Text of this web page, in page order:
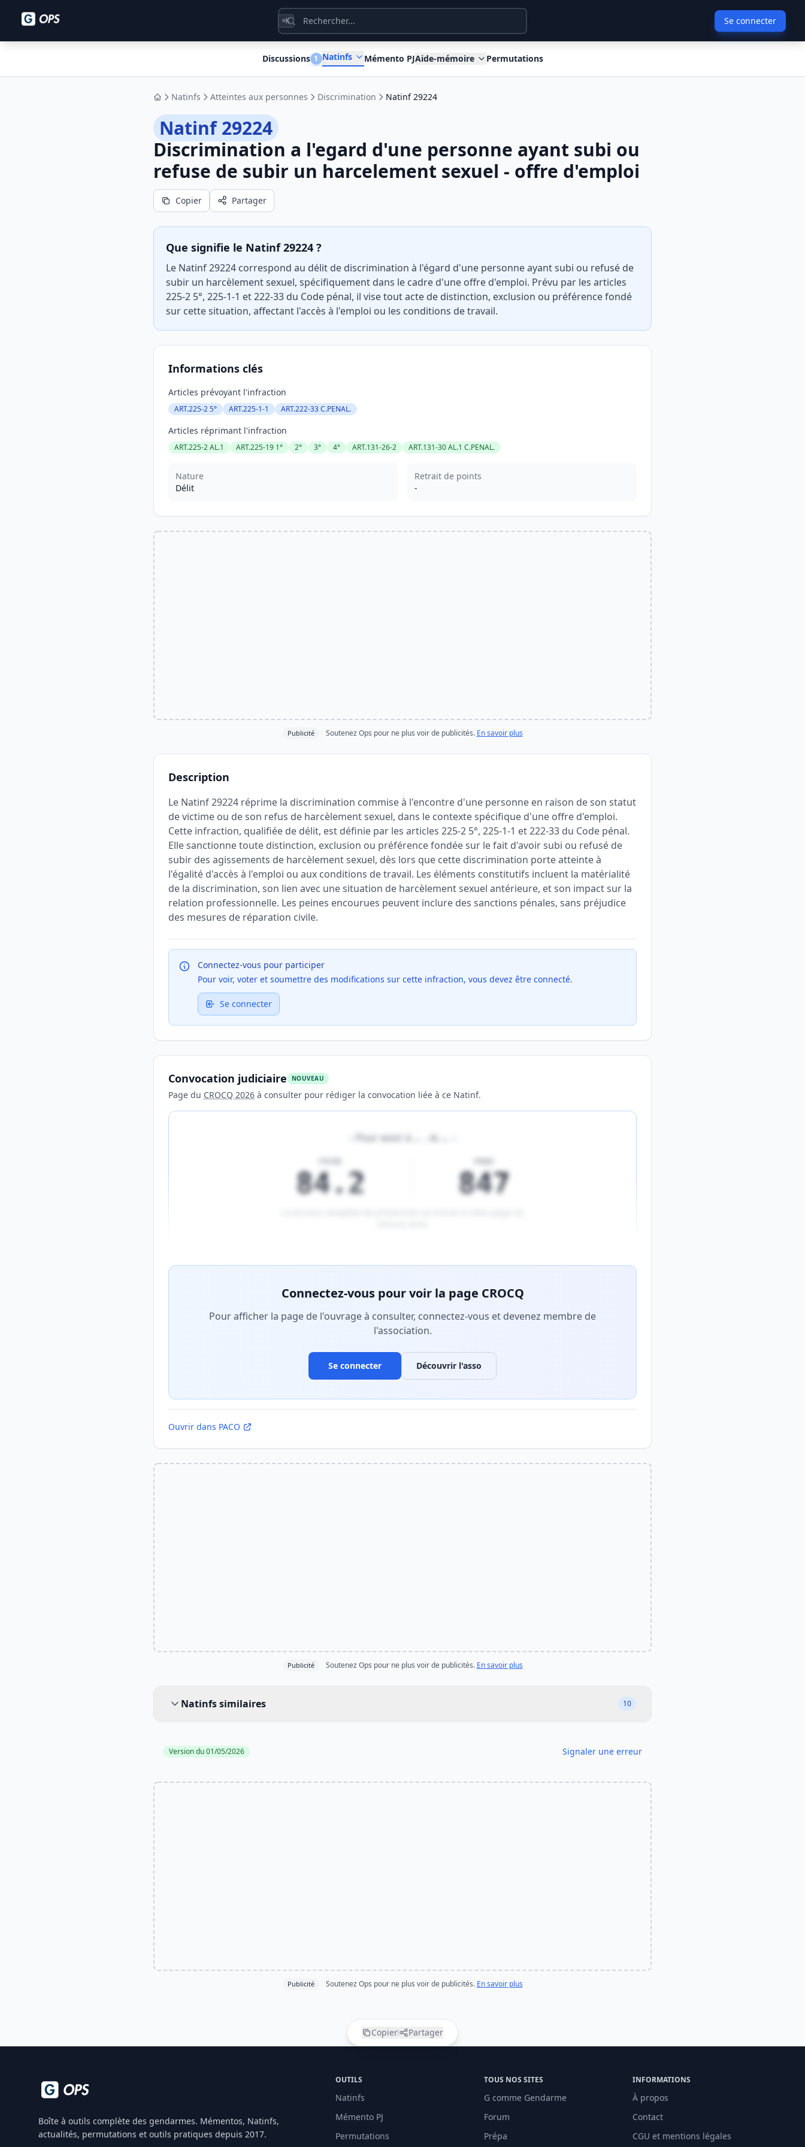
⌘K Se connecter
Discussions 1 Natinfs Mémento PJAide-mémoire Permutations
AccueilNatinfs Atteintes aux personnes Discrimination Natinf 29224
Natinf 29224
Discrimination a l'egard d'une personne ayant subi ou
refuse de subir un harcelement sexuel - offre d'emploi
Copier Partager
Que signifie le Natinf 29224 ?
Le Natinf 29224 correspond au délit de discrimination à l'égard d'une personne ayant subi ou refusé de
subir un harcèlement sexuel, spécifiquement dans le cadre d'une offre d'emploi. Prévu par les articles
225-2 5°, 225-1-1 et 222-33 du Code pénal, il vise tout acte de distinction, exclusion ou préférence fondé
sur cette situation, affectant l'accès à l'emploi ou les conditions de travail.
Informations clés
Articles prévoyant l'infraction
ART.225-2 5° ART.225-1-1 ART.222-33 C.PENAL.
Articles réprimant l'infraction
ART.225-2 AL.1 ART.225-19 1° 2° 3° 4° ART.131-26-2 ART.131-30 AL.1 C.PENAL.
Nature
Délit
Retrait de points
-
Publicité Soutenez Ops pour ne plus voir de publicités. En savoir plus
Description
Le Natinf 29224 réprime la discrimination commise à l'encontre d'une personne en raison de son statut
de victime ou de son refus de harcèlement sexuel, dans le contexte spécifique d'une offre d'emploi.
Cette infraction, qualifiée de délit, est définie par les articles 225-2 5°, 225-1-1 et 222-33 du Code pénal.
Elle sanctionne toute distinction, exclusion ou préférence fondée sur le fait d'avoir subi ou refusé de
subir des agissements de harcèlement sexuel, dès lors que cette discrimination porte atteinte à
l'égalité d'accès à l'emploi ou aux conditions de travail. Les éléments constitutifs incluent la matérialité
de la discrimination, son lien avec une situation de harcèlement sexuel antérieure, et son impact sur la
relation professionnelle. Les peines encourues peuvent inclure des sanctions pénales, sans préjudice
des mesures de réparation civile.
Connectez-vous pour participer
Pour voir, voter et soumettre des modifications sur cette infraction, vous devez être connecté.
Se connecter
Convocation judiciaire NOUVEAU
Page du CROCQ 2026 à consulter pour rédiger la convocation liée à ce Natinf.
Pour avoir à , le
84.2 847
Connectez-vous pour voir la page CROCQ
Pour afficher la page de l'ouvrage à consulter, connectez-vous et devenez membre de
l'association.
Se connecter Découvrir l'asso
Ouvrir dans PACO
Publicité Soutenez Ops pour ne plus voir de publicités. En savoir plus
Natinfs similaires
10
Version du 01/05/2026 Signaler une erreur
Publicité Soutenez Ops pour ne plus voir de publicités. En savoir plus
Copier Partager
Boîte à outils complète des gendarmes. Mémentos, Natinfs,
actualités, permutations et outils pratiques depuis 2017.
OUTILS
Natinfs
Mémento PJ
Permutations
TOUS NOS SITES
G comme Gendarme
Forum
Prépa
INFORMATIONS
À propos
Contact
CGU et mentions légales